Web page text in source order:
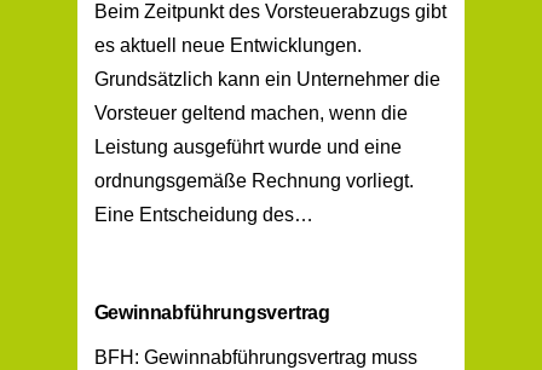
Beim Zeitpunkt des Vorsteuerabzugs gibt
es aktuell neue Entwicklungen.
Grundsätzlich kann ein Unternehmer die
Vorsteuer geltend machen, wenn die
Leistung ausgeführt wurde und eine
ordnungsgemäße Rechnung vorliegt.
Eine Entscheidung des…
Gewinnabführungsvertrag
BFH: Gewinnabführungsvertrag muss